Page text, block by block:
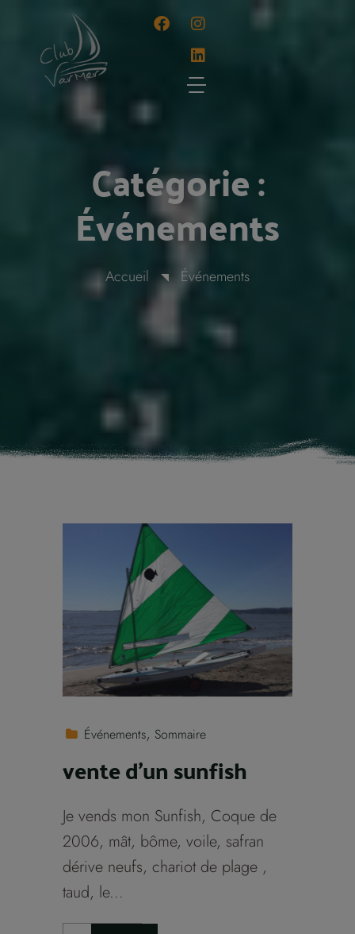
Panneau de gestion des cookies
Catégorie :
Événements
Accueil Événements
Événements Sommaire
vente d’un sunfish
Je vends mon Sunfish, Coque de
2006, mât, bôme, voile, safran
dérive neufs, chariot de plage ,
taud, le...